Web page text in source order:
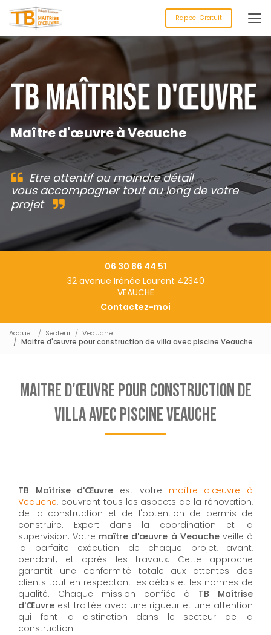
au
contenu
principal
Rappel Gratuit
Maître d'œuvre à Veauche
Etre attentif au moindre détail
vous accompagner tout au long de votre
projet
06 30 86 44 51
32 avenue Irénée Laurent 42340
VEAUCHE
Contactez-moi
Accueil Secteur
Veauche
Maitre d'œuvre pour construction de villa avec piscine Veauche
Maitre d'œuvre pour construction de
villa avec piscine Veauche
TB Maîtrise d'Œuvre est votre maître d'œuvre à
Veauche, couvrant tous les aspects de la rénovation,
de la construction et de l'obtention de permis de
construire. Expert dans la coordination et la
supervision. Votre maître d'œuvre à Veaucheveille à
la parfaite exécution de chaque projet, avant,
pendant, et après les travaux. Cette approche
garantit une conformité totale aux attentes des
clients tout en respectant les délais et les normes de
qualité. Chaque mission confiée à TB Maîtrise
d'Œuvre est traitée avec une rigueur et une attention
qui font la distinction dans le secteur de la
construction.